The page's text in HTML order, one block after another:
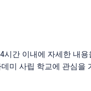
시간 이내에 자세한 내
미 사립 학교에 관심을